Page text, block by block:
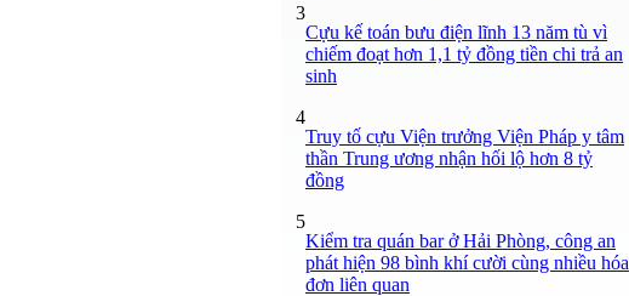
3
Cựu kế toán bưu điện lĩnh 13 năm tù vì
chiếm đoạt hơn 1,1 tỷ đồng tiền chi trả an
sinh
4
Truy tố cựu Viện trưởng Viện Pháp y tâm
thần Trung ương nhận hối lộ hơn 8 tỷ
đồng
5
Kiểm tra quán bar ở Hải Phòng, công an
phát hiện 98 bình khí cười cùng nhiều hóa
đơn liên quan